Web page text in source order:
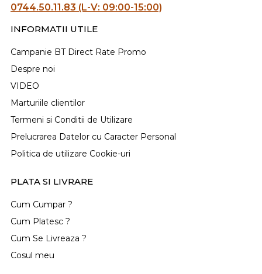
0744.50.11.83 (L-V: 09:00-15:00)
INFORMATII UTILE
Campanie BT Direct Rate Promo
Despre noi
VIDEO
Marturiile clientilor
Termeni si Conditii de Utilizare
Prelucrarea Datelor cu Caracter Personal
Politica de utilizare Cookie-uri
PLATA SI LIVRARE
Cum Cumpar ?
Cum Platesc ?
Cum Se Livreaza ?
Cosul meu